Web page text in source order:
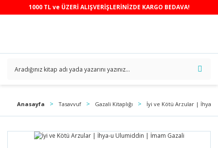
1000 TL ve ÜZERİ ALIŞVERİŞLERİNİZDE KARGO BEDAVA!
Anasayfa Tasavvuf Gazali Kitaplığı İyi ve Kötü Arzular | İhya-